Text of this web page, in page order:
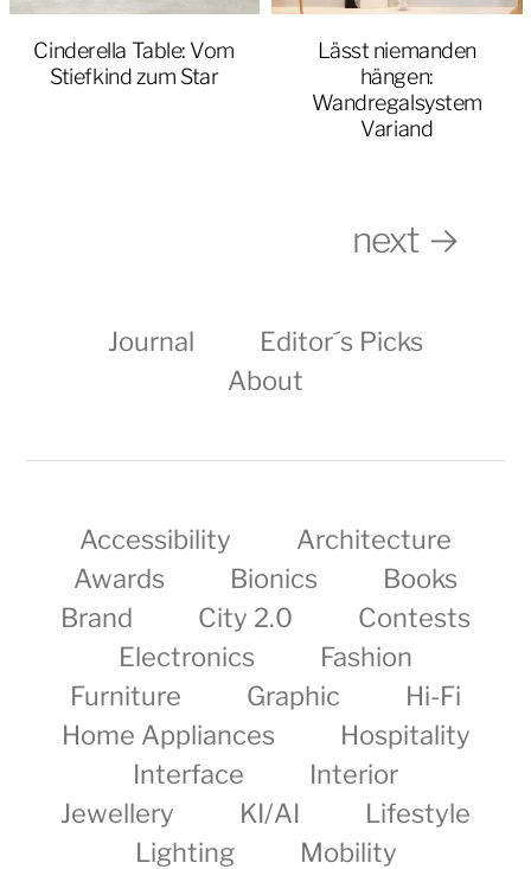
Cinderella Table: Vom
Stiefkind zum Star
Lässt niemanden
hängen:
Wandregalsystem
Variand
next →
Journal
Editor´s Picks
About
Accessibility
Architecture
Awards
Bionics
Books
Brand
City 2.0
Contests
Electronics
Fashion
Furniture
Graphic
Hi-Fi
Home Appliances
Hospitality
Interface
Interior
Jewellery
KI/AI
Lifestyle
Lighting
Mobility